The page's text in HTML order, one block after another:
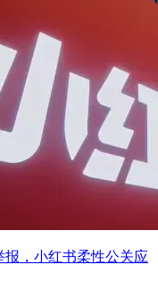
报，小红书柔性公关应